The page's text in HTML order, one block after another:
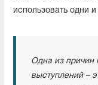
использовать одни
Одна из причин
выступлений –